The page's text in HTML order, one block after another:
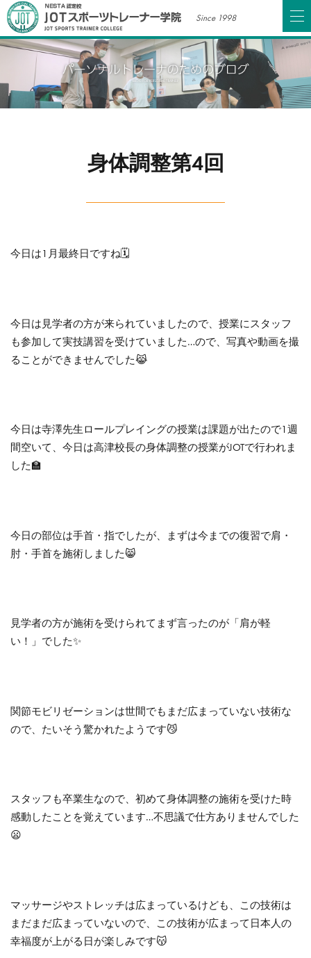
Since 1998
身体調整第4回
今日は1月最終日ですね🗓
今日は見学者の方が来られていましたので、授業にスタッフ
も参加して実技講習を受けていました…ので、写真や動画を撮
ることができませんでした😹
今日は寺澤先生ロールプレイングの授業は課題が出たので1週
間空いて、今日は高津校長の身体調整の授業がJOTで行われま
した🏫
今日の部位は手首・指でしたが、まずは今までの復習で肩・
肘・手首を施術しました😸
見学者の方が施術を受けられてまず言ったのが「肩が軽
い！」でした✨
関節モビリゼーションは世間でもまだ広まっていない技術な
ので、たいそう驚かれたようです😼
スタッフも卒業生なので、初めて身体調整の施術を受けた時
感動したことを覚えています…不思議で仕方ありませんでした
😦
マッサージやストレッチは広まっているけども、この技術は
まだまだ広まっていないので、この技術が広まって日本人の
幸福度が上がる日が楽しみです😽